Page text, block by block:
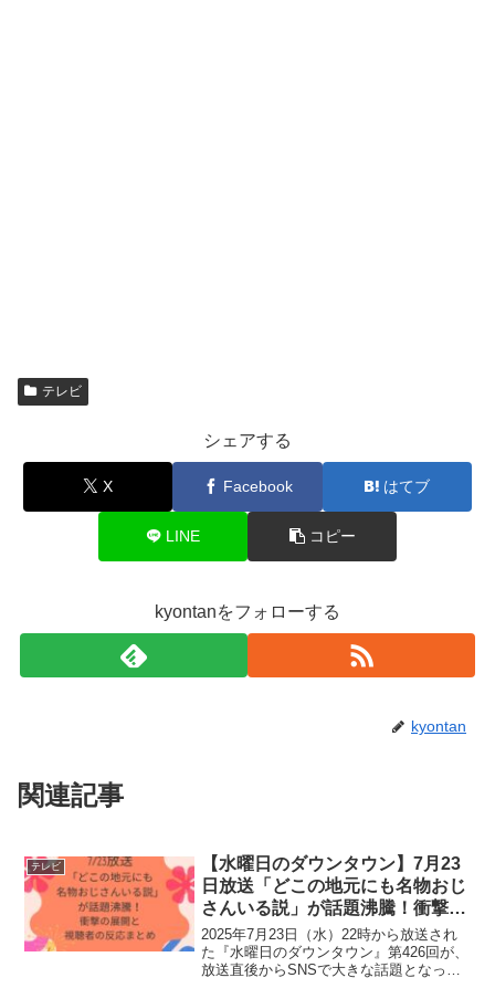
テレビ
シェアする
X Facebook はてブ
LINE コピー
kyontanをフォローする
kyontan
関連記事
テレビ
【水曜日のダウンタウン】7月23
日放送「どこの地元にも名物おじ
さんいる説」が話題沸騰！衝撃の
展開と視聴者の反応まとめ
2025年7月23日（水）22時から放送され
た『水曜日のダウンタウン』第426回が、
放送直後からSNSで大きな話題となって